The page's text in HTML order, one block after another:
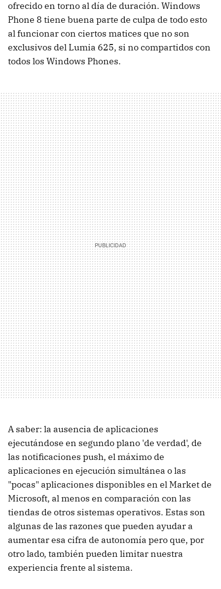
ofrecido en torno al día de duración. Windows
Phone 8 tiene buena parte de culpa de todo esto
al funcionar con ciertos matices que no son
exclusivos del Lumia 625, si no compartidos con
todos los Windows Phones.
A saber: la ausencia de aplicaciones
ejecutándose en segundo plano 'de verdad', de
las notificaciones push, el máximo de
aplicaciones en ejecución simultánea o las
"pocas" aplicaciones disponibles en el Market de
Microsoft, al menos en comparación con las
tiendas de otros sistemas operativos. Estas son
algunas de las razones que pueden ayudar a
aumentar esa cifra de autonomía pero que, por
otro lado, también pueden limitar nuestra
experiencia frente al sistema.